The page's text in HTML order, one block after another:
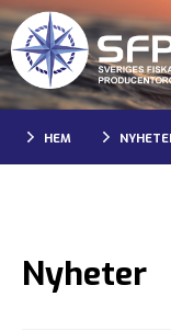
HEM
Nyheter